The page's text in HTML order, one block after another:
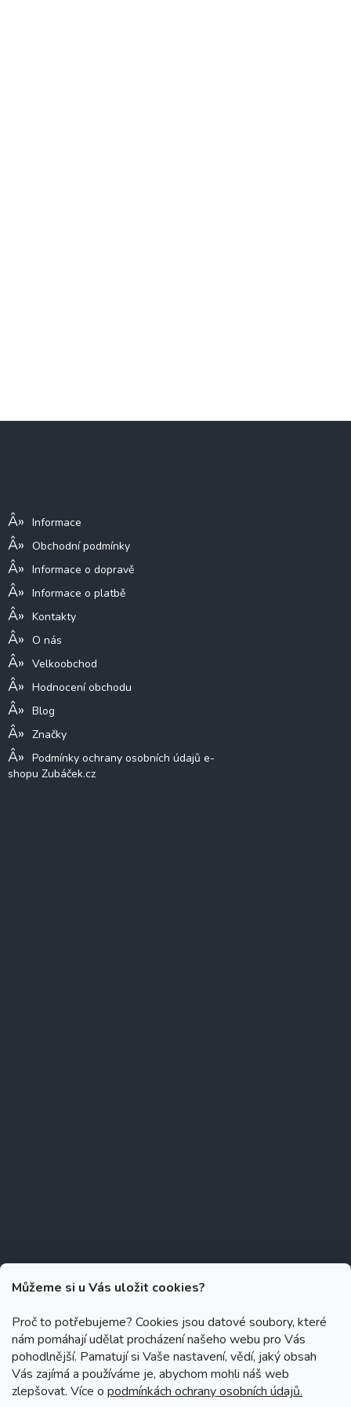
Můžeme si u Vás uložit cookies?
Proč to potřebujeme? Cookies jsou datové soubory, které
nám pomáhají udělat procházení našeho webu pro Vás
pohodlnější. Pamatují si Vaše nastavení, vědí, jaký obsah
Vás zajímá a používáme je, abychom mohli náš web
zlepšovat. Více o podmínkách ochrany osobních údajů.
Informace
Obchodní podmínky
Informace o dopravě
Informace o platbě
Kontakty
O nás
Velkoobchod
Hodnocení obchodu
Blog
Značky
Podmínky ochrany osobních údajů e-
shopu Zubáček.cz
Copyright 2026 Zubáček.cz . Všechna práva vyhrazena.
Upravit
nastavení cookies
Grafický návrh vytvořil a na Shoptet implementoval Tomáš Hlad